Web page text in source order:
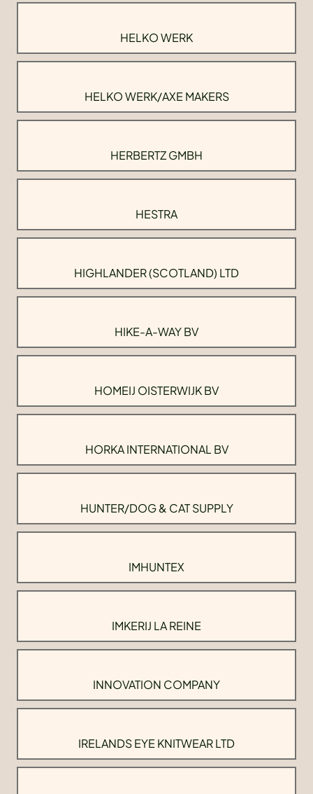
HELKO WERK
HELKO WERK/AXE MAKERS
HERBERTZ GMBH
HESTRA
HIGHLANDER (SCOTLAND) LTD
HIKE-A-WAY BV
HOMEIJ OISTERWIJK BV
HORKA INTERNATIONAL BV
HUNTER/DOG & CAT SUPPLY
IMHUNTEX
IMKERIJ LA REINE
INNOVATION COMPANY
IRELANDS EYE KNITWEAR LTD